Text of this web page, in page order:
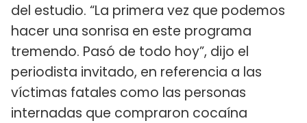
del estudio. “La primera vez que podemos
hacer una sonrisa en este programa
tremendo. Pasó de todo hoy”, dijo el
periodista invitado, en referencia a las
víctimas fatales como las personas
internadas que compraron cocaína